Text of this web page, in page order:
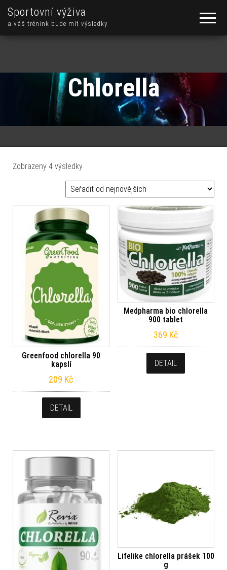
Sportovní výživa
a váš trénink bude mít výsledky
Chlorella
Zobrazeny 4 výsledkySeřazeno od nejnovějších
Greenfood chlorella 90
kapslí
209 Kč
DETAIL
Medpharma bio chlorella
900 tablet
369 Kč
DETAIL
Lifelike chlorella prášek 100
g